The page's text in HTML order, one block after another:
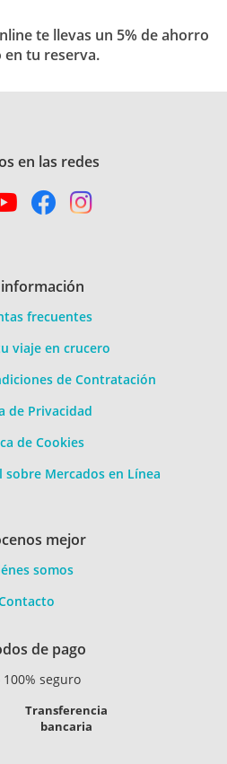
te llevas un 5% de ahorro
tu reserva.
en las redes
frecuentes
viaje en crucero
de Contratación
de Privacidad
de Cookies
sobre Mercados en Línea
mejor
somos
de pago
100% seguro
Transferencia
bancaria